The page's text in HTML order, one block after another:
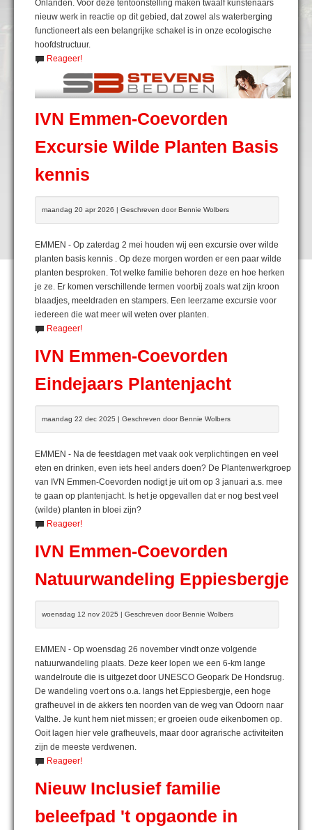
Onlanden. Voor deze tentoonstelling maken twaalf kunstenaars
nieuw werk in reactie op dit gebied, dat zowel als waterberging
functioneert als een belangrijke schakel is in onze ecologische
hoofdstructuur.
Reageer!
IVN Emmen-Coevorden
Excursie Wilde Planten Basis
kennis
maandag 20 apr 2026 | Geschreven door Bennie Wolbers
EMMEN - Op zaterdag 2 mei houden wij een excursie over wilde
planten basis kennis . Op deze morgen worden er een paar wilde
planten besproken. Tot welke familie behoren deze en hoe herken
je ze. Er komen verschillende termen voorbij zoals wat zijn kroon
blaadjes, meeldraden en stampers. Een leerzame excursie voor
iedereen die wat meer wil weten over planten.
Reageer!
IVN Emmen-Coevorden
Eindejaars Plantenjacht
maandag 22 dec 2025 | Geschreven door Bennie Wolbers
EMMEN - Na de feestdagen met vaak ook verplichtingen en veel
eten en drinken, even iets heel anders doen? De Plantenwerkgroep
van IVN Emmen-Coevorden nodigt je uit om op 3 januari a.s. mee
te gaan op plantenjacht. Is het je opgevallen dat er nog best veel
(wilde) planten in bloei zijn?
Reageer!
IVN Emmen-Coevorden
Natuurwandeling Eppiesbergje
woensdag 12 nov 2025 | Geschreven door Bennie Wolbers
EMMEN - Op woensdag 26 november vindt onze volgende
natuurwandeling plaats. Deze keer lopen we een 6-km lange
wandelroute die is uitgezet door UNESCO Geopark De Hondsrug.
De wandeling voert ons o.a. langs het Eppiesbergje, een hoge
grafheuvel in de akkers ten noorden van de weg van Odoorn naar
Valthe. Je kunt hem niet missen; er groeien oude eikenbomen op.
Ooit lagen hier vele grafheuvels, maar door agrarische activiteiten
zijn de meeste verdwenen.
Reageer!
Nieuw Inclusief familie
beleefpad 't opgaonde in